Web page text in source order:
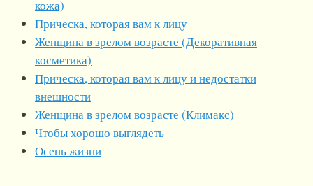
кожа)
Прическа, которая вам к лицу
Женщина в зрелом возрасте (Декоративная
косметика)
Прическа, которая вам к лицу и недостатки
внешности
Женщина в зрелом возрасте (Климакс)
Чтобы хорошо выглядеть
Осень жизни